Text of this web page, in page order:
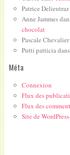
Patrice Delieutraz
Anne Jammes
chocolat
Pascale Chevalier
Putti patticiadans
Méta
Connexion
Flux des
Flux des
Site de